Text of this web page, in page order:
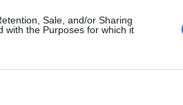
Sale, and/or Sharing
with the Purposes for which it